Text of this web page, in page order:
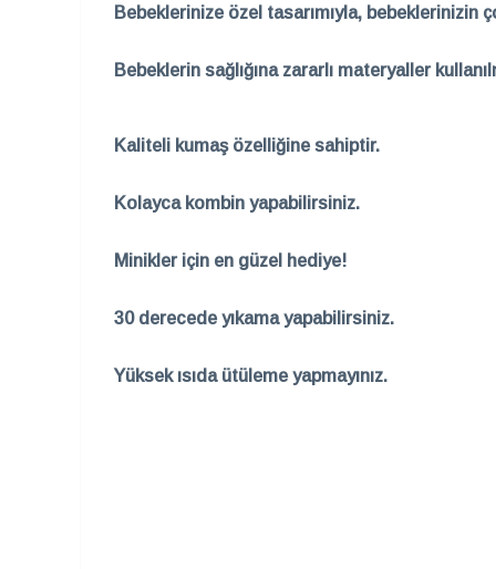
Bebeklerinize özel tasarımıyla,
Bebeklerin sağlığına zararlı materyaller
Kaliteli kumaş özelliğine sahiptir.
Kolayca kombin yapabilirsiniz.
Minikler için en güzel hediye!
30 derecede yıkama yapabilirsiniz.
Yüksek ısıda ütüleme yapmayınız.